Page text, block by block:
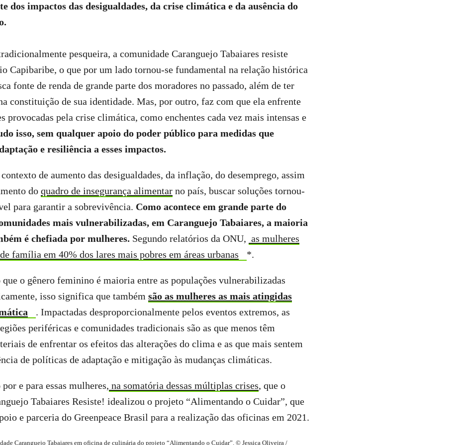
dos impactos das desigualdades, da crise climática e da ausência do
pesqueira, a comunidade Caranguejo Tabaiares resiste
Capibaribe, o que por um lado tornou-se fundamental na relação histórica
fonte de renda de grande parte dos moradores no passado, além de ter
constituição de sua identidade. Mas, por outro, faz com que ela enfrente
provocadas pela crise climática, como enchentes cada vez mais intensas e
isso, sem qualquer apoio do poder público para medidas que
e resiliência a esses impactos.
de aumento das desigualdades, da inflação, do desemprego, assim
do quadro de insegurança alimentar no país, buscar soluções tornou-
para garantir a sobrevivência. Como acontece em grande parte do
mais vulnerabilizadas, em Caranguejo Tabaiares, a maioria
é chefiada por mulheres. Segundo relatórios da ONU, as mulheres
família em 40% dos lares mais pobres em áreas urbanas
*.
que o gênero feminino é maioria entre as populações vulnerabilizadas
isso significa que também são as mulheres as mais atingidas
. Impactadas desproporcionalmente pelos eventos extremos, as
periféricas e comunidades tradicionais são as que menos têm
de enfrentar os efeitos das alterações do clima e as que mais sentem
de políticas de adaptação e mitigação às mudanças climáticas.
e para essas mulheres, na somatória dessas múltiplas crises, que o
Tabaiares Resiste! idealizou o projeto “Alimentando o Cuidar”, que
e parceria do Greenpeace Brasil para a realização das oficinas em 2021.
Caranguejo Tabaiares em oficina de culinária do projeto “Alimentando o Cuidar”. © Jessica Oliveira /